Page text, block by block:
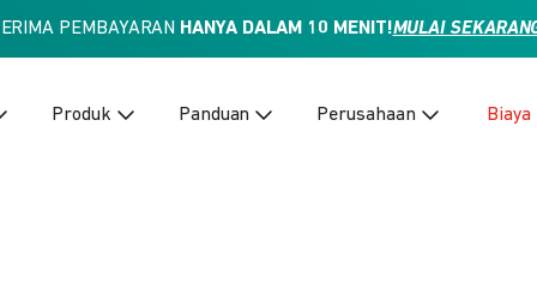
PEMBAYARAN HANYA DALAM 10 MENIT!MULAI
Produk Panduan Perusahaan Biaya